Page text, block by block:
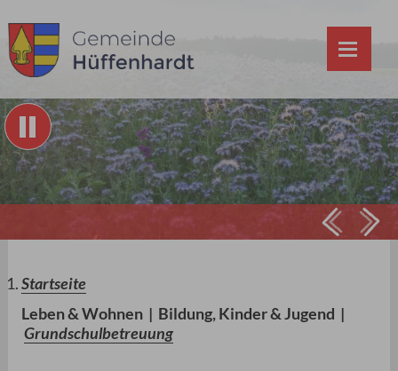
Prev
Startseite
Leben & Wohnen| Bildung, Kinder & Jugend |
Grundschulbetreuung